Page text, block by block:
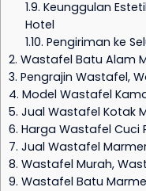
1.9. Keunggulan
Hotel
1.10. Pengiriman ke
2. Wastafel Batu Alam
3. Pengrajin Wastafel,
4. Model Wastafel
5. Jual Wastafel Kotak
6. Harga Wastafel Cuci
7. Jual Wastafel
8. Wastafel Murah,
9. Wastafel Batu